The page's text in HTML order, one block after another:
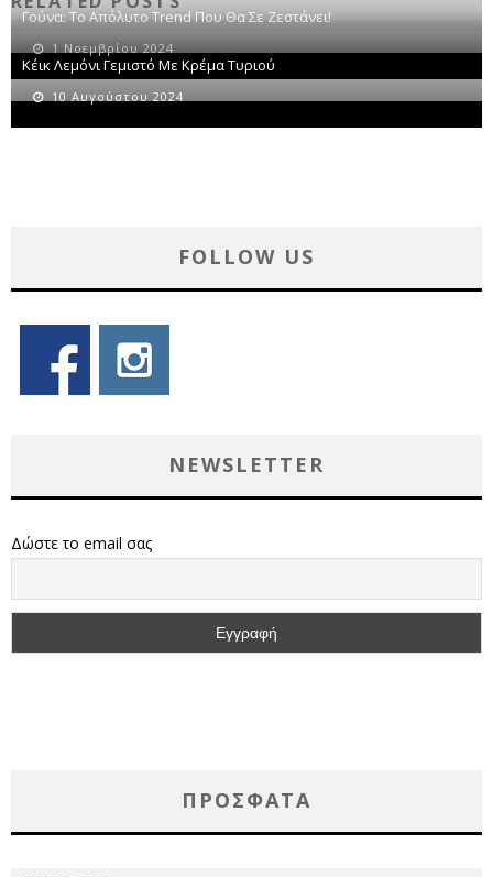
Γούνα: Το Απόλυτο Trend Που Θα Σε Ζεστάνει!
1 Νοεμβρίου 2024
Κέικ Λεμόνι Γεμιστό Με Κρέμα Τυριού
10 Αυγούστου 2024
FOLLOW US
NEWSLETTER
Δώστε το email σας
ΠΡΌΣΦΑΤΑ